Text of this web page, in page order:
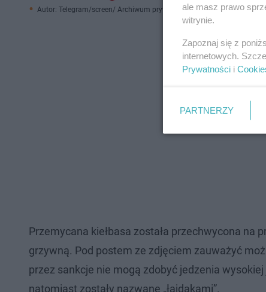
Autor: Telegram/screen/ Archiwum prywatne
Przemycana kiełbasa została przechwycona na
grzywną. Pod postem ze zdjęciem zauważyć
przez sankcje nie mogą zdobyć jedzenia wysokiej
natomiast zostały nazwane „łajdakami”.
ale masz prawo
witrynie.
Zapoznaj się z
internetowych.
Prywatności i
PARTNERZY